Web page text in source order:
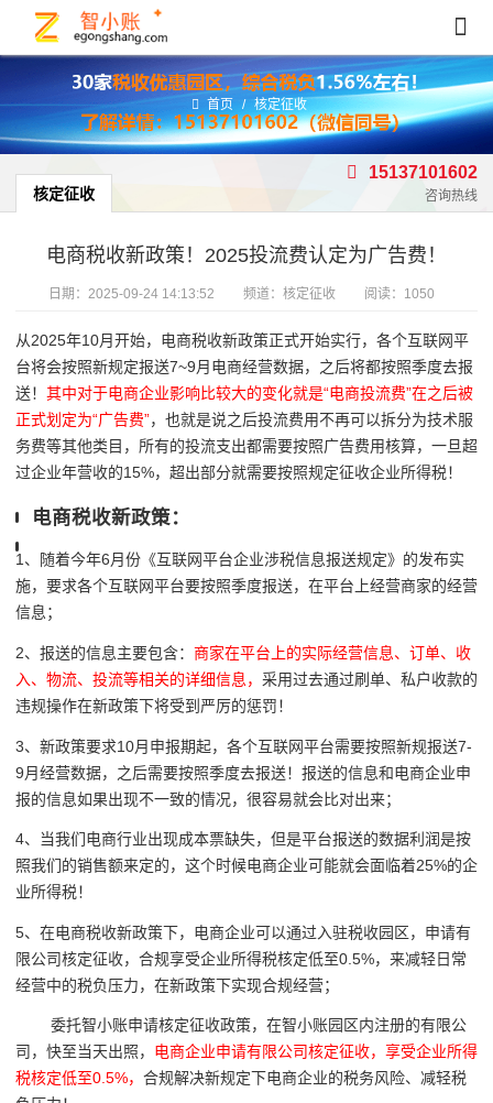
首页 / 核定征收
核定征收
15137101602
咨询热线
电商税收新政策！2025投流费认定为广告费！
日期： 2025-09-24 14:13:52 频道： 核定征收 阅读：1050
从2025年10月开始，电商税收新政策正式开始实行，各个互联网平
台将会按照新规定报送7~9月电商经营数据，之后将都按照季度去报
送！ 其中对于电商企业影响比较大的变化就是“电商投流费”在之后被
正式划定为“广告费”，也就是说之后投流费用不再可以拆分为技术服
务费等其他类目，所有的投流支出都需要按照广告费用核算，一旦超
过企业年营收的15%，超出部分就需要按照规定征收企业所得税！
电商税收新政策：
1、随着今年6月份 《互联网平台企业涉税信息报送规定》的发布实
施，要求各个互联网平台要按照季度报送，在平台上经营商家的经营
信息；
2、报送的信息主要包含： 商家在平台上的实际经营信息、订单、收
入、物流、投流等相关的详细信息， 采用过去通过刷单、私户收款的
违规操作在新政策下将受到严厉的惩罚！
3、 新政策要求10月申报期起，各个互联网平台需要按照新规报送7-
9月经营数据，之后需要按照季度去报送！报送的信息和电商企业申
报的信息如果出现不一致的情况，很容易就会比对出来；
4、当我们电商行业出现成本票缺失，但是平台报送的数据利润是按
照我们的销售额来定的，这个时候电商企业可能就会面临着25%的企
业所得税！
5、在电商税收新政策下，电商企业可以通过入驻税收园区，申请有
限公司核定征收，合规享受企业所得税核定低至0.5%，来减轻日常
经营中的税负压力，在新政策下实现合规经营；
委托智小账申请核定征收政策，在智小账园区内注册的有限公
司，快至当天出照， 电商企业申请有限公司核定征收，享受企业所得
税核定低至0.5%， 合规解决新规定下电商企业的税务风险、减轻税